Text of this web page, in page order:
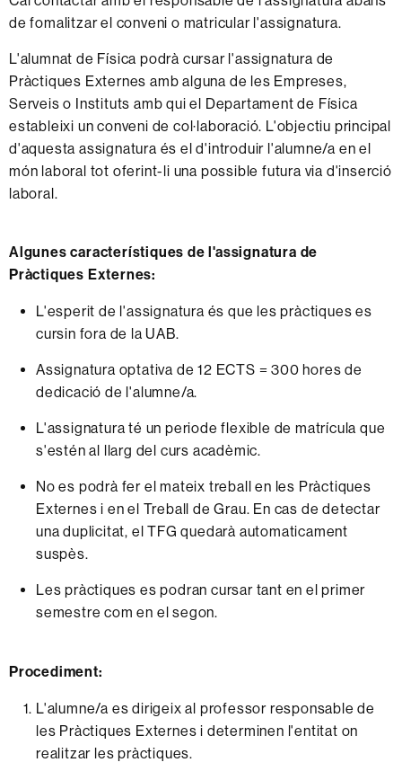
de fomalitzar el conveni o matricular l'assignatura.
L'alumnat de Física podrà cursar l'assignatura de
Pràctiques Externes amb alguna de les Empreses,
Serveis o Instituts amb qui el Departament de Física
estableixi un conveni de col·laboració. L'objectiu principal
d'aquesta assignatura és el d'introduir l'alumne/a en el
món laboral tot oferint-li una possible futura via d'inserció
laboral.
Algunes característiques de l'assignatura de
Pràctiques Externes:
L'esperit de l'assignatura és que les pràctiques es
cursin fora de la UAB.
Assignatura optativa de 12 ECTS = 300 hores de
dedicació de l'alumne/a.
L'assignatura té un periode flexible de matrícula que
s'estén al llarg del curs acadèmic.
No es podrà fer el mateix treball en les Pràctiques
Externes i en el Treball de Grau. En cas de detectar
una duplicitat, el TFG quedarà automaticament
suspès.
Les pràctiques es podran cursar tant en el primer
semestre com en el segon.
Procediment:
L'alumne/a es dirigeix al professor responsable de
les Pràctiques Externes i determinen l'entitat on
realitzar les pràctiques.